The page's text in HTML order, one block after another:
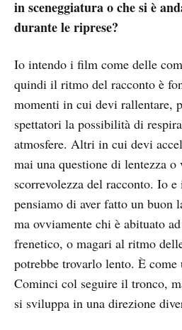
in sceneggiatura o che si è
durante le riprese?
Io intendo i film come delle
quindi il ritmo del racconto è
momenti in cui devi rallentare,
spettatori la possibilità di
atmosfere. Altri in cui devi
mai una questione di lentezza
scorrevolezza del racconto. Io
pensiamo di aver fatto un buon
ma ovviamente chi è abituato
frenetico, o magari al ritmo
potrebbe trovarlo lento. È come
Cominci col seguire il tronco,
si sviluppa in una direzione